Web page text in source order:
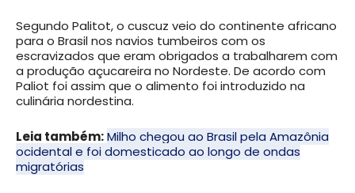
Segundo Palitot, o cuscuz veio do continente africano
para o Brasil nos navios tumbeiros com os
escravizados que eram obrigados a trabalharem com
a produção açucareira no Nordeste. De acordo com
Paliot foi assim que o alimento foi introduzido na
culinária nordestina.
Leia também:Milho chegou ao Brasil pela Amazônia
ocidental e foi domesticado ao longo de ondas
migratórias